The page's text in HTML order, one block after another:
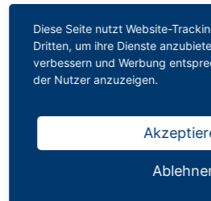
Schuldienst
2026 B046 |
Schulleitung |
Diese Seite nutzt Website-
Dritten, um ihre Dienste
verbessern und Werbung
der Nutzer anzuzeigen.